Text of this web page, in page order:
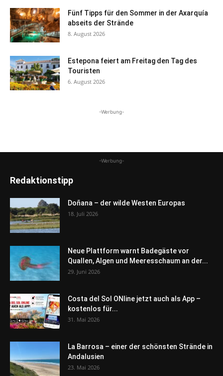
Fünf Tipps für den Sommer in der Axarquía
abseits der Strände
8. August 2026
Estepona feiert am Freitag den Tag des
Touristen
6. August 2026
-Werbung-
-Werbung-
Redaktionstipp
Doñana – der wilde Westen Europas
18. Juli 2026
Neue Plattform warnt Badegäste vor
Quallen, Algen und Meeresschaum an der...
29. Juni 2026
Costa del Sol ONline jetzt auch als App –
kostenlos für...
31. Mai 2026
La Barrosa – einer der schönsten Strände in
Andalusien
23. Mai 2026